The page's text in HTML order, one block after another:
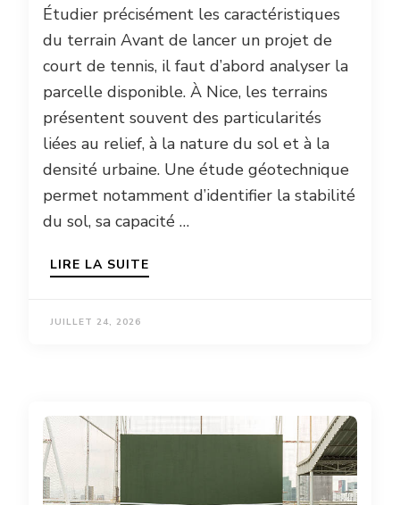
Étudier précisément les caractéristiques
du terrain Avant de lancer un projet de
court de tennis, il faut d’abord analyser la
parcelle disponible. À Nice, les terrains
présentent souvent des particularités
liées au relief, à la nature du sol et à la
densité urbaine. Une étude géotechnique
permet notamment d’identifier la stabilité
du sol, sa capacité …
LIRE LA SUITE
JUILLET 24, 2026